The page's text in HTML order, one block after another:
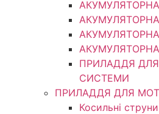
ПРИЛАДДЯ
СИСТЕМИ
ПРИЛАДДЯ ДЛЯ
Косильні струни